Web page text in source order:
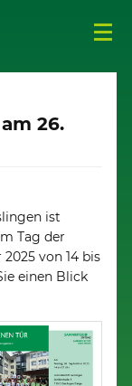
26.
ist
Tag der
von 14 bis
einen Blick